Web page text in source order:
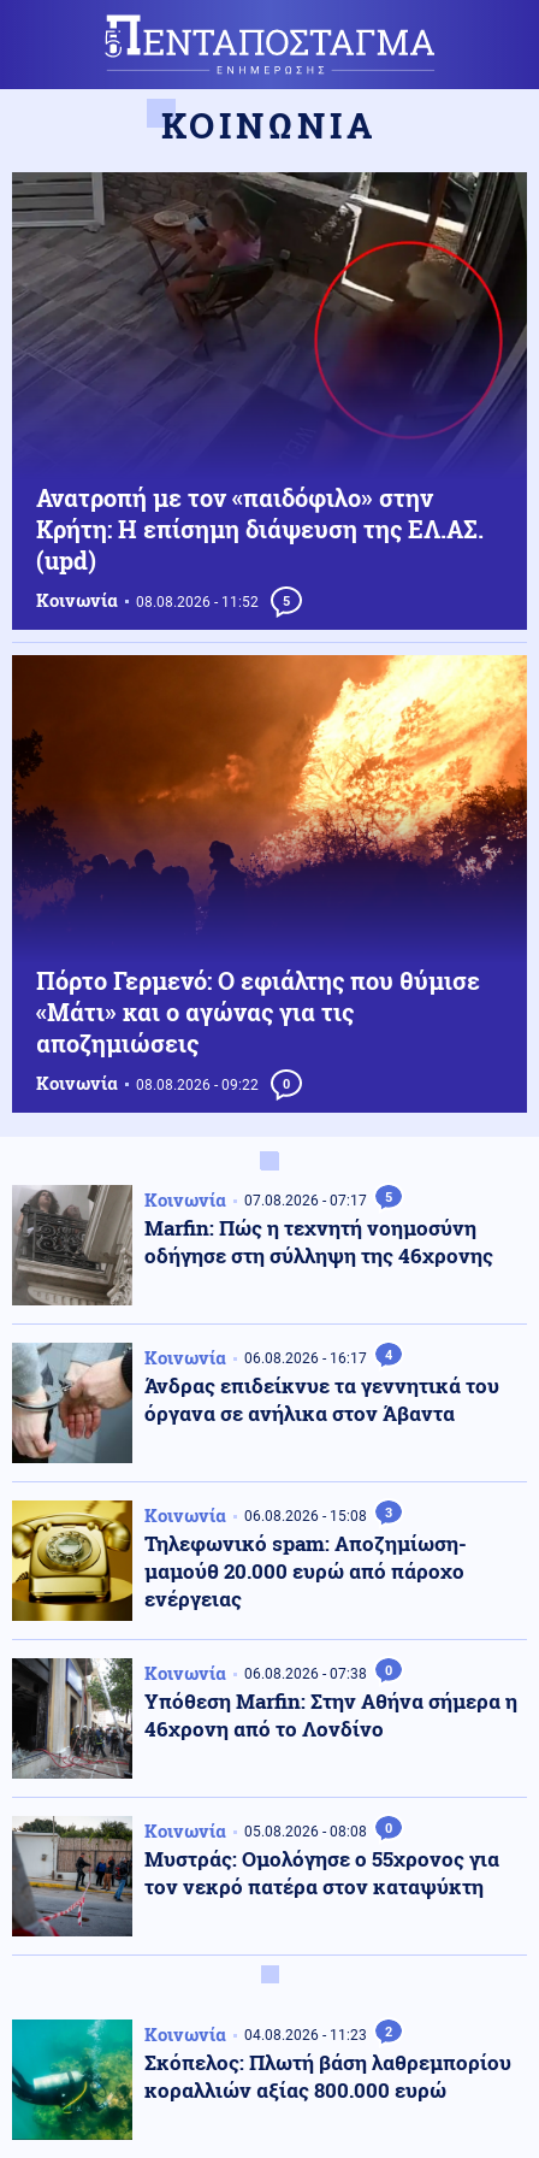
ΚΟΙΝΩΝΙΑ
Κοινωνία 08.08.2026 - 11:52 5
Ανατροπή με τον «παιδόφιλο» στην
Κρήτη: Η επίσημη διάψευση της ΕΛ.ΑΣ.
(upd)
Κοινωνία 08.08.2026 - 09:22 0
Πόρτο Γερμενό: Ο εφιάλτης που θύμισε
«Μάτι» και ο αγώνας για τις
αποζημιώσεις
Κοινωνία 07.08.2026 - 07:17 5
Marfin: Πώς η τεχνητή νοημοσύνη
οδήγησε στη σύλληψη της 46χρονης
Κοινωνία 06.08.2026 - 16:17 4
Άνδρας επιδείκνυε τα γεννητικά του
όργανα σε ανήλικα στον Άβαντα
Κοινωνία 06.08.2026 - 15:08 3
Τηλεφωνικό spam: Αποζημίωση-
μαμούθ 20.000 ευρώ από πάροχο
ενέργειας
Κοινωνία 06.08.2026 - 07:38 0
Υπόθεση Marfin: Στην Αθήνα σήμερα η
46χρονη από το Λονδίνο
Κοινωνία 05.08.2026 - 08:08 0
Μυστράς: Ομολόγησε ο 55χρονος για
τον νεκρό πατέρα στον καταψύκτη
Κοινωνία 04.08.2026 - 11:23 2
Σκόπελος: Πλωτή βάση λαθρεμπορίου
κοραλλιών αξίας 800.000 ευρώ